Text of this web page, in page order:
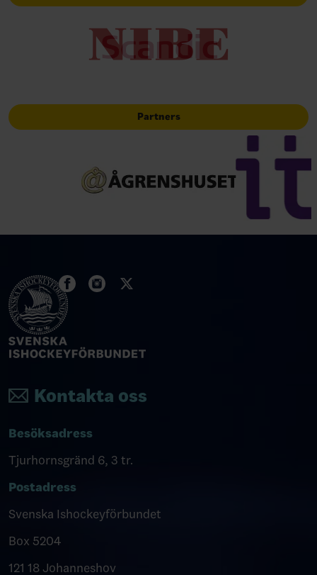
Partners
Kontakta oss
Besöksadress
Tjurhornsgränd 6, 3 tr.
Postadress
Svenska Ishockeyförbundet
Box 5204
121 18 Johanneshov